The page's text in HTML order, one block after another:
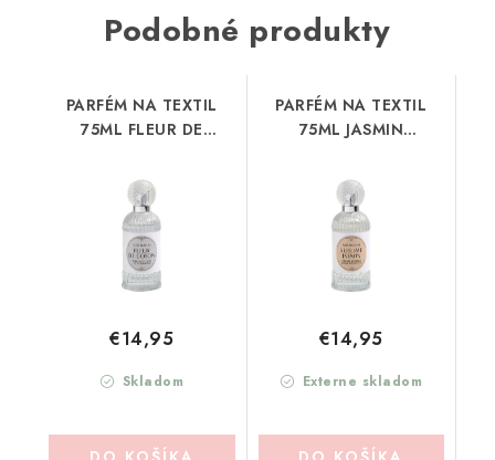
Podobné produkty
PARFÉM NA TEXTIL
75ML FLEUR DE
(PDL2FC)
Skladom
€14,95
PARFÉM NA TEXTIL
75ML JASMIN
Externe skladom
€14,95